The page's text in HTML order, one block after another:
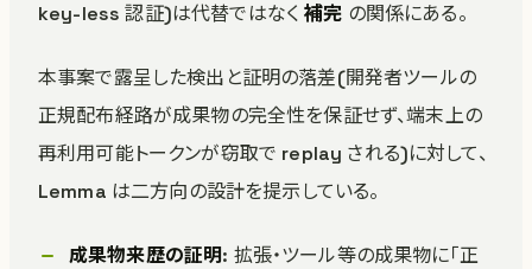
key-less 認証)は代替ではなく補完 の関係にある。
本事案で露呈した検出と証明の落差(開発者ツールの
正規配布経路が成果物の完全性を保証せず、端末上の
再利用可能トークンが窃取で replay される)に対して、
Lemma は二方向の設計を提示している。
成果物来歴の証明: 拡張・ツール等の成果物に「正